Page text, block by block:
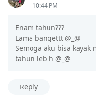
10:44 PM
Enam tahun???
Lama bangettt @_@
Semoga aku bisa kayak
tahun lebih @_@
Reply